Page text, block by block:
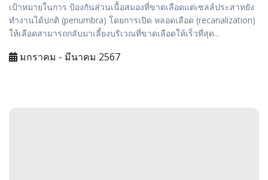
เป้าหมายในการ ป้องกันส่วนเนื้อสมองที่ขาดเลือดแต่เซลล์ประสาทยัง
ทำงานได้ปกติ (penumbra) โดยการเปิด หลอดเลือด (recanalization)
ให้เลือดสามารถกลับมาเลี้ยงบริเวณที่ขาดเลือดให้เร็วที่สุด...
มกราคม - มีนาคม 2567